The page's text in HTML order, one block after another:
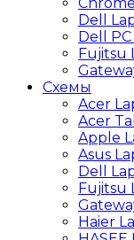
Dell
Dell PC
Fujitsu
Схемы
Acer
Acer
Apple
Asus
Dell
Fujitsu
Haier